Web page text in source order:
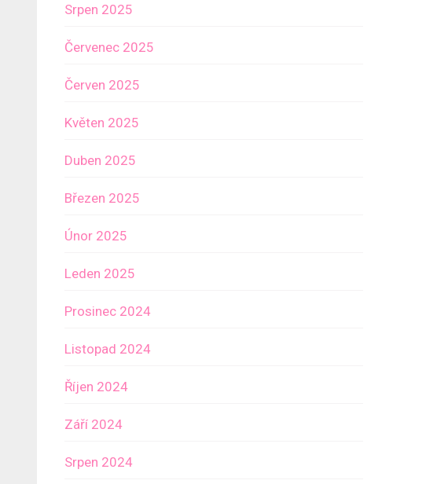
Srpen 2025
Červenec 2025
Červen 2025
Květen 2025
Duben 2025
Březen 2025
Únor 2025
Leden 2025
Prosinec 2024
Listopad 2024
Říjen 2024
Září 2024
Srpen 2024